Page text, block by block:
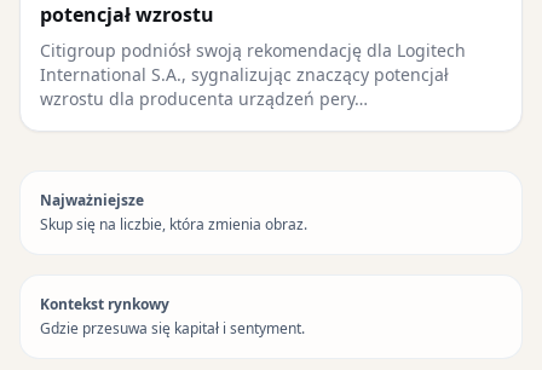
potencjał wzrostu
Citigroup podniósł swoją rekomendację dla Logitech
International S.A., sygnalizując znaczący potencjał
wzrostu dla producenta urządzeń pery…
Najważniejsze
Skup się na liczbie, która zmienia obraz.
Kontekst rynkowy
Gdzie przesuwa się kapitał i sentyment.